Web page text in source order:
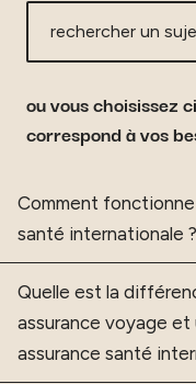
rechercher un sujet
ou vous choisissez
correspond à vos
Foire aux
Comment fonctionne
santé internationale ?
Quelle est la
assurance voyage et
assurance santé